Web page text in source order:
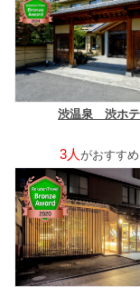
渋温泉 渋ホ
3人 がおすすめ